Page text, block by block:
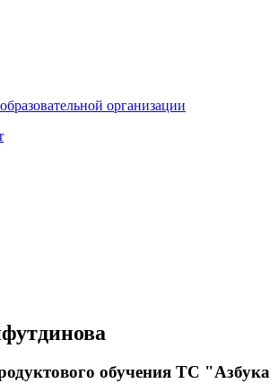
организации
обучения ТС "Азбука